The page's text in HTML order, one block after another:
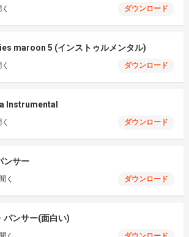
ダウンロード
maroon 5 (インストゥルメンタル)
ダウンロード
Instrumental
ダウンロード
ンサー
く ダウンロード
パンサー(面白い)